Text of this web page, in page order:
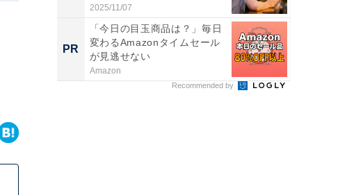
位...
2025/11/07
PR
「今日の目玉商品は？」毎日
変わるAmazonタイムセール
が見逃せない
Amazon
Recommended by